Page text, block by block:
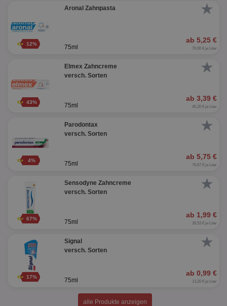
★
12%
Aronal Zahnpasta
ab 5,25 €
75ml 70,00 € je Liter
★
43%
Elmex Zahncreme
versch. Sorten
ab 3,39 €
75ml 45,20 € je Liter
★
4%
Parodontax
versch. Sorten
ab 5,75 €
75ml 76,67 € je Liter
★
67%
Sensodyne Zahncreme
versch. Sorten
ab 1,99 €
75ml 26,53 € je Liter
★
17%
Signal
versch. Sorten
ab 0,99 €
75ml 13,20 € je Liter
alle Produkte anzeigen